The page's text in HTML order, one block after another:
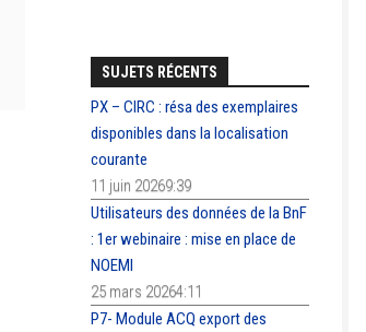
SUJETS RÉCENTS
PX – CIRC : résa des exemplaires
disponibles dans la localisation
courante
11 juin 20269:39
Utilisateurs des données de la BnF
: 1er webinaire : mise en place de
NOEMI
25 mars 20264:11
P7- Module ACQ export des